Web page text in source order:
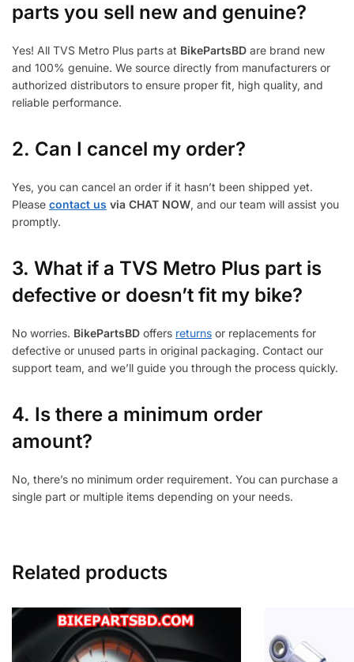
parts you sell new and genuine?
Yes! All TVS Metro Plus parts at BikePartsBD are brand new
and 100% genuine. We source directly from manufacturers or
authorized distributors to ensure proper fit, high quality, and
reliable performance.
2. Can I cancel my order?
Yes, you can cancel an order if it hasn’t been shipped yet.
Please contact us via CHAT NOW, and our team will assist you
promptly.
3. What if a TVS Metro Plus part is
defective or doesn’t fit my bike?
No worries. BikePartsBD offers returns or replacements for
defective or unused parts in original packaging. Contact our
support team, and we’ll guide you through the process quickly.
4. Is there a minimum order
amount?
No, there’s no minimum order requirement. You can purchase a
single part or multiple items depending on your needs.
Related products